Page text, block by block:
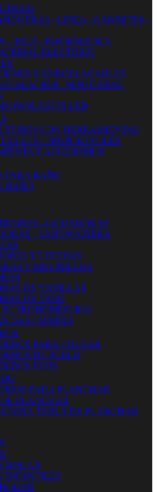
- LINEA - CARRETES -
- TELF - INFORMATICA
ELECTRICO
Y ENROLLACABLES
- MINI CANAL
LED
CON HERRAMIENTAS
ELECTROPORTATILES
Y ACCESORIOS
PARA BAÑO
BAÑO
- LICUADORAS
- SANDWICHERA
Y TETERAS
Y MOLINILLOS
DE VARILLAS
DE VASO
COMPRA
PARA COLGAR
DE SUELO
FIJOS
PARA PLANCHAR
PLANCHAR
PARA TABLA DE PLANCHAR
HOGAR
INFANTILES